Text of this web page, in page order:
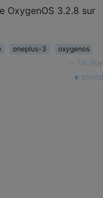
OxygenOS 3.2.8 sur
oneplus-3
oxygenos
Mr. Boy
source